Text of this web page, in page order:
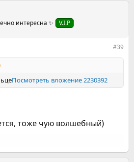
интересна ✨ V.I.P
#39
Посмотреть вложение 2230392
тоже чую волшебный)